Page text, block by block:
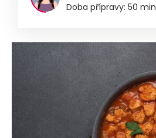
Doba přípravy: 50 min